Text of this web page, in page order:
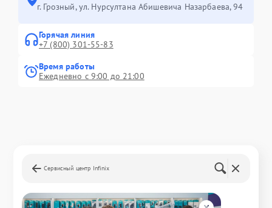
г. Грозный, ул. Нурсултана Абишевича Назарбаева, 94
Горячая линия
+7 (800) 301-55-83
Время работы
Ежедневно с 9:00 до 21:00
Сервисный центр Infinix